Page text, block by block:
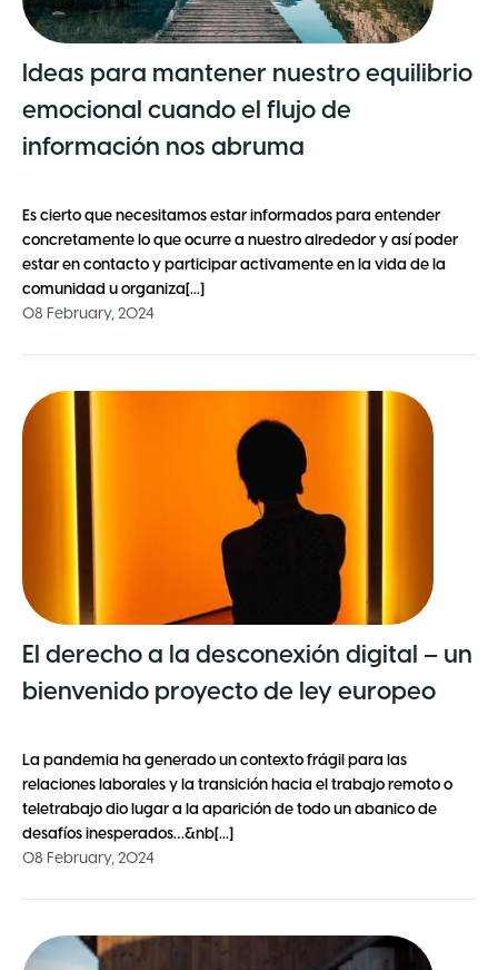
Ideas para mantener nuestro equilibrio
emocional cuando el flujo de
información nos abruma
Es cierto que necesitamos estar informados para entender
concretamente lo que ocurre a nuestro alrededor y así poder
estar en contacto y participar activamente en la vida de la
comunidad u organiza[...]
08 February, 2024
El derecho a la desconexión digital – un
bienvenido proyecto de ley europeo
La pandemia ha generado un contexto frágil para las
relaciones laborales y la transición hacia el trabajo remoto o
teletrabajo dio lugar a la aparición de todo un abanico de
desafíos inesperados…&nb[...]
08 February, 2024